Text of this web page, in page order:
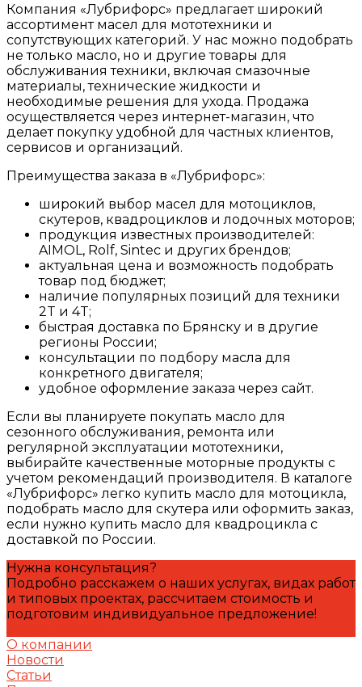
Компания «Лубрифорс» предлагает широкий
ассортимент масел для мототехники и
сопутствующих категорий. У нас можно подобрать
не только масло, но и другие товары для
обслуживания техники, включая смазочные
материалы, технические жидкости и
необходимые решения для ухода. Продажа
осуществляется через интернет-магазин, что
делает покупку удобной для частных клиентов,
сервисов и организаций.
Преимущества заказа в «Лубрифорс»:
широкий выбор масел для мотоциклов,
скутеров, квадроциклов и лодочных моторов;
продукция известных производителей:
AIMOL, Rolf, Sintec и других брендов;
актуальная цена и возможность подобрать
товар под бюджет;
наличие популярных позиций для техники
2T и 4T;
быстрая доставка по Брянску и в другие
регионы России;
консультации по подбору масла для
конкретного двигателя;
удобное оформление заказа через сайт.
Если вы планируете покупать масло для
сезонного обслуживания, ремонта или
регулярной эксплуатации мототехники,
выбирайте качественные моторные продукты с
учетом рекомендаций производителя. В каталоге
«Лубрифорс» легко купить масло для мотоцикла,
подобрать масло для скутера или оформить заказ,
если нужно купить масло для квадроцикла с
доставкой по России.
Нужна консультация?
Подробно расскажем о наших услугах, видах работ
и типовых проектах, рассчитаем стоимость и
подготовим индивидуальное предложение!
О компании
Новости
Статьи